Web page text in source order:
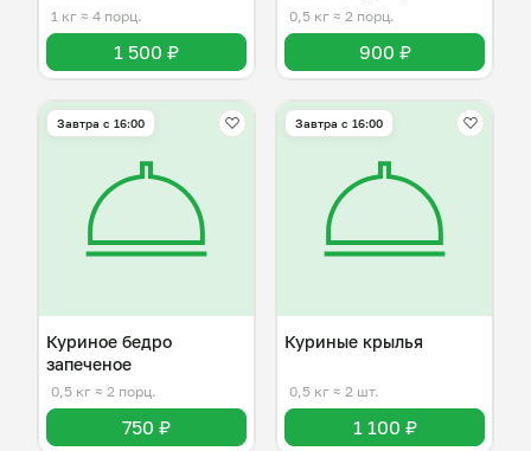
1 кг ≈ 4 порц.
1 500 ₽
0,5 кг ≈ 2 порц.
900 ₽
Завтра c 16:00
Куриное бедро
запеченое
0,5 кг ≈ 2 порц.
750 ₽
Завтра c 16:00
Куриные крылья
0,5 кг ≈ 2 шт.
1 100 ₽